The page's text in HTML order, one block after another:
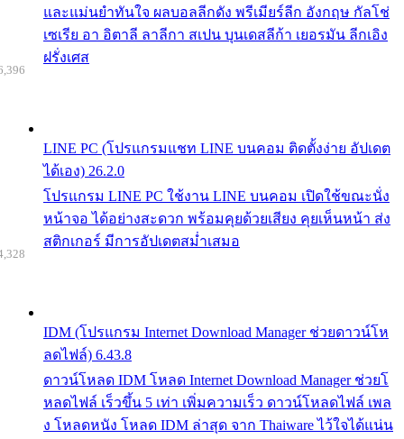
และแม่นยำทันใจ ผลบอลลีกดัง พรีเมียร์ลีก อังกฤษ กัลโช่
เซเรีย อา อิตาลี ลาลีกา สเปน บุนเดสลีก้า เยอรมัน ลีกเอิง
ฝรั่งเศส
LINE PC (โปรแกรมแชท LINE บนคอม ติดตั้งง่าย อัปเดต
ได้เอง) 26.2.0
โปรแกรม LINE PC ใช้งาน LINE บนคอม เปิดใช้ขณะนั่ง
หน้าจอ ได้อย่างสะดวก พร้อมคุยด้วยเสียง คุยเห็นหน้า ส่ง
สติกเกอร์ มีการอัปเดตสม่ำเสมอ
IDM (โปรแกรม Internet Download Manager ช่วยดาวน์โห
ลดไฟล์) 6.43.8
ดาวน์โหลด IDM โหลด Internet Download Manager ช่วยโ
หลดไฟล์ เร็วขึ้น 5 เท่า เพิ่มความเร็ว ดาวน์โหลดไฟล์ เพล
ง โหลดหนัง โหลด IDM ล่าสุด จาก Thaiware ไว้ใจได้แน่น